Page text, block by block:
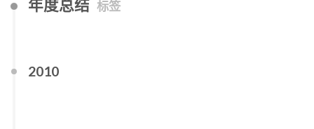
年度总结 标签
2010